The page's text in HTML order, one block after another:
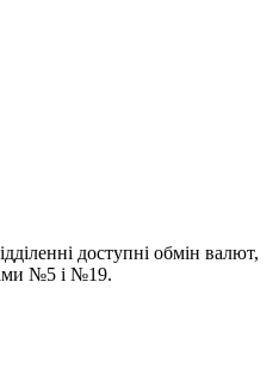
доступні обмін валют,
№5 і №19.